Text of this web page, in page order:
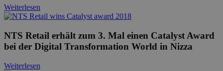
Weiterlesen
NTS Retail erhält zum 3. Mal einen Catalyst Award
bei der Digital Transformation World in Nizza
Weiterlesen